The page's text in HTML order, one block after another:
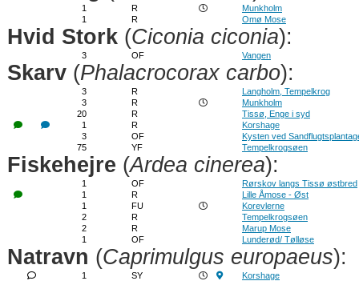
1 R
Munkholm
1
R Omø Mose
Hvid Stork (Ciconia ciconia):
3 OF Vangen
Skarv (Phalacrocorax carbo):
3 R
Langholm, Tempelkrog
3
R
Munkholm
20
R
Tissø, Enge i syd
1
R
Korshage
3
OF
Kysten ved
75
YF Tempelkrogsøen
Fiskehejre (Ardea cinerea):
1 OF
Rørskov langs Tissø østbred
1
R
Lille Åmose - Øst
1
FU
Korevlerne
2
R
Tempelkrogsøen
2
R
Marup Mose
1
OF Lunderød/ Tølløse
Natravn (Caprimulgus europaeus):
1 SY
Korshage